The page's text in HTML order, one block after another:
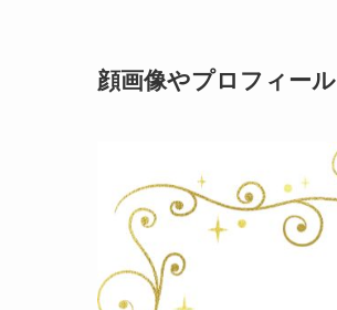
顔画像やプロフィール